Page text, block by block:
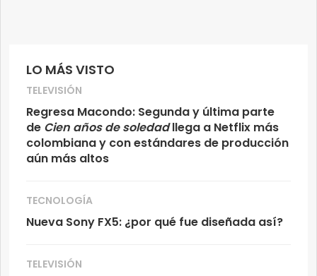
LO MÁS VISTO
TELEVISIÓN
Regresa Macondo: Segunda y última parte
de Cien años de soledadllega a Netflix más
colombiana y con estándares de producción
aún más altos
TECNOLOGÍA
Nueva Sony FX5: ¿por qué fue diseñada así?
TELEVISIÓN